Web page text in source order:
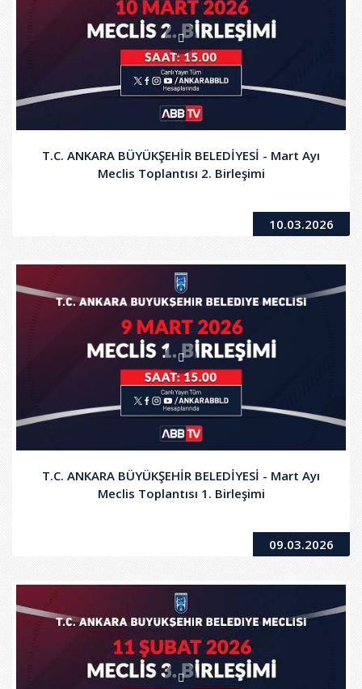
T.C. ANKARA BÜYÜKŞEHİR BELEDİYESİ - Mart Ayı
Meclis Toplantısı 2. Birleşimi
10.03.2026
T.C. ANKARA BÜYÜKŞEHİR BELEDİYESİ - Mart Ayı
Meclis Toplantısı 1. Birleşimi
09.03.2026